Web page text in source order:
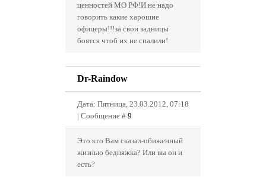
ценностей МО РФ!И не надо
говорить какие харошие
офицеры!!!за свои задницы
боятся чтоб их не спалили!
Dr-Raindow
Дата: Пятница, 23.03.2012, 07:18
| Сообщение # 9
Это кто Вам сказал-обиженный
жизнью бедняжка? Или вы он и
есть?